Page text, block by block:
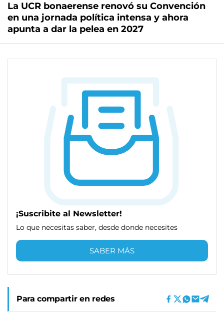
La UCR bonaerense renovó su Convención
en una jornada política intensa y ahora
apunta a dar la pelea en 2027
¡Suscribite al Newsletter!
Lo que necesitas saber, desde donde necesites
SABER MÁS
Para compartir en redes